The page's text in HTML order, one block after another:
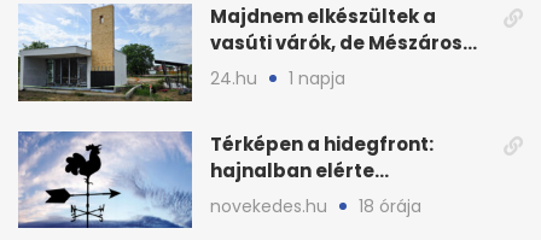
Majdnem elkészültek a
vasúti várók, de Mészáros
bizalmasa leromboltatja
24.hu 1 napja
Térképen a hidegfront:
hajnalban elérte
Magyarország határát
novekedes.hu 18 órája